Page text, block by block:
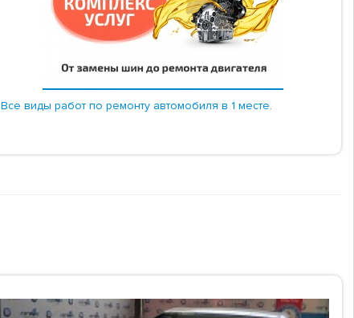
Все виды работ по ремонту автомобиля в 1 месте.